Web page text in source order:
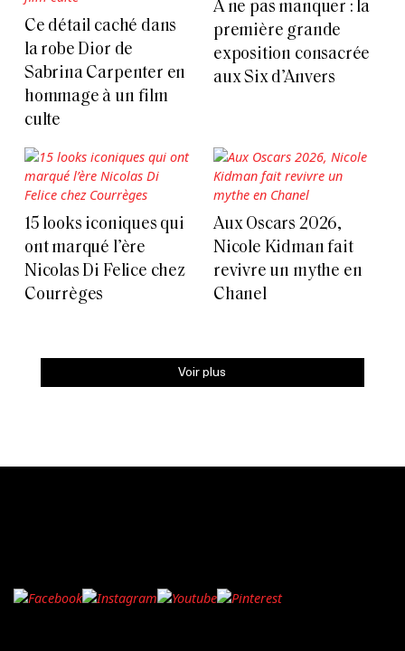
Ce détail caché dans
la robe Dior de
Sabrina Carpenter en
hommage à un film
culte
À ne pas manquer : la
première grande
exposition consacrée
aux Six d’Anvers
15 looks iconiques qui
ont marqué l’ère
Nicolas Di Felice chez
Courrèges
Aux Oscars 2026,
Nicole Kidman fait
revivre un mythe en
Chanel
Voir plus